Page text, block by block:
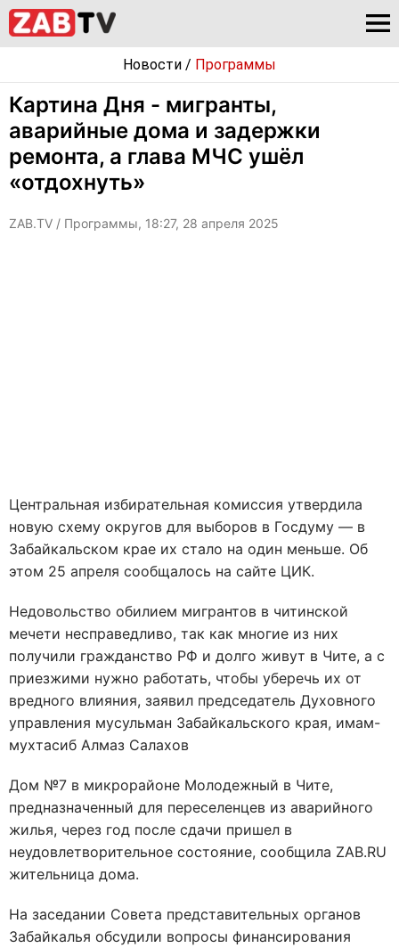
Новости / Программы
Картина Дня - мигранты,
аварийные дома и задержки
ремонта, а глава МЧС ушёл
«отдохнуть»
ZAB.TV / Программы, 18:27, 28 апреля 2025
Центральная избирательная комиссия утвердила
новую схему округов для выборов в Госдуму — в
Забайкальском крае их стало на один меньше. Об
этом 25 апреля сообщалось на сайте ЦИК.
Недовольство обилием мигрантов в читинской
мечети несправедливо, так как многие из них
получили гражданство РФ и долго живут в Чите, а с
приезжими нужно работать, чтобы уберечь их от
вредного влияния, заявил председатель Духовного
управления мусульман Забайкальского края, имам-
мухтасиб Алмаз Салахов
Дом №7 в микрорайоне Молодежный в Чите,
предназначенный для переселенцев из аварийного
жилья, через год после сдачи пришел в
неудовлетворительное состояние, сообщила ZAB.RU
жительница дома.
На заседании Совета представительных органов
Забайкалья обсудили вопросы финансирования